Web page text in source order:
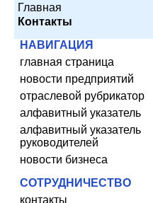
Главная
Контакты
НАВИГАЦИЯ
главная страница
новости предприятий
отраслевой рубрикатор
алфавитный указатель
алфавитный указатель
руководителей
новости бизнеса
СОТРУДНИЧЕСТВО
контакты